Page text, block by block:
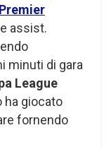
Premier
assist.
minuti di gara
League
ha giocato
fornendo